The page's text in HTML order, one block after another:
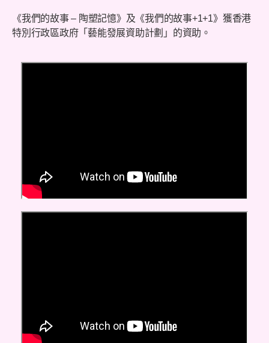
《我們的故事 – 陶塑記憶》及《我們的故事+1+1》獲香港
特別行政區政府「藝能發展資助計劃」的資助。